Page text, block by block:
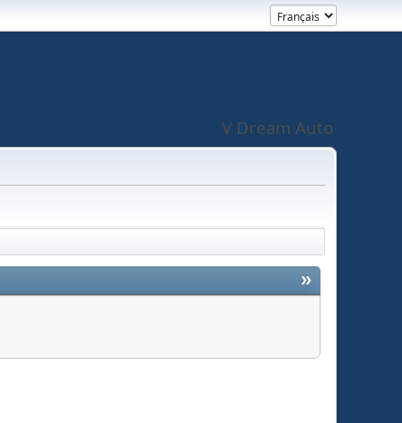
V Dream Auto
»